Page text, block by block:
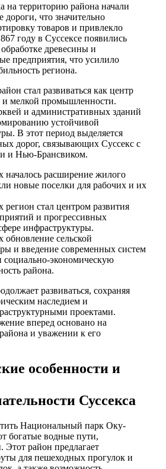
на территорию района начали
дороги, что значительно
товаров и привлекло
году в Суссексе появились
древесины и
предприятия, что усилило
региона.
стал развиваться как центр
и мелкой промышленности.
и административных зданий
устойчивой
В этот период выделяется
дорог, связывающих Суссекс с
и Нью-Брансвиком.
началось расширение жилого
новые поселки для рабочих и их
регион стал центром развития
и прогрессивных
инфраструктуры.
обновление сельской
и введение современных систем
социально-экономическую
района.
развиваться, сохраняя
наследием и
проектами.
вперед основано на
и уважении к его
особенности и
Суссекса
Национальный парк Оку-
богатые водные пути,
район предлагает
для пешеходных прогулок и